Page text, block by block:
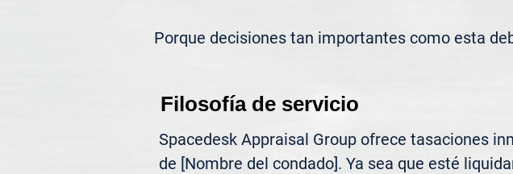
Porque decisiones tan importantes como esta
Filosofía de servicio
Spacedesk Appraisal Group ofrece tasaciones
de [Nombre del condado]. Ya sea que esté